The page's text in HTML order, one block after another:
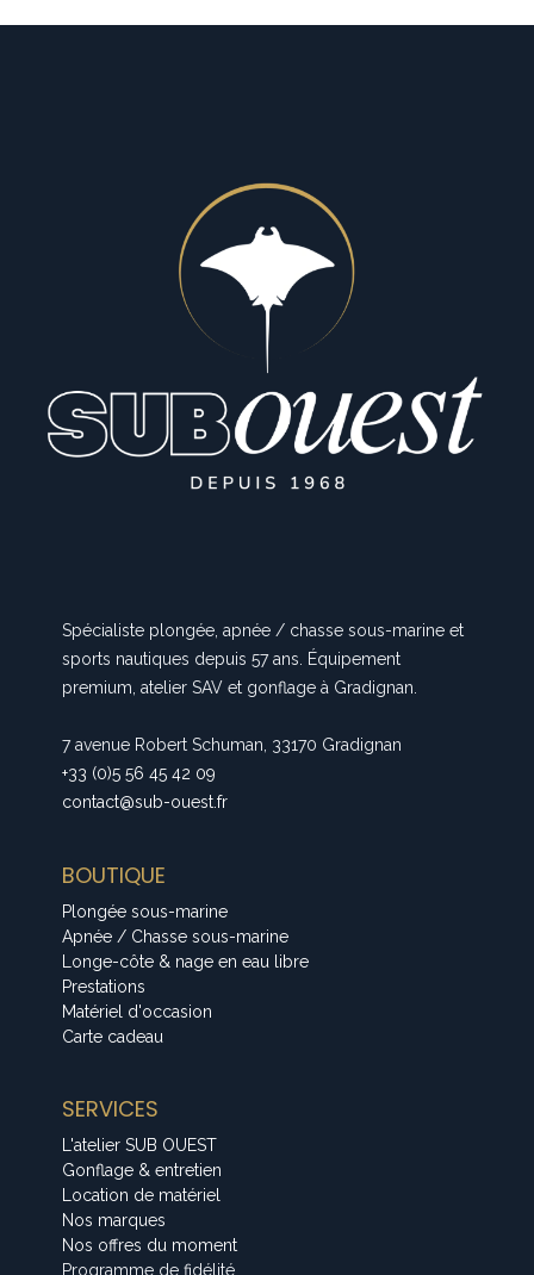
Spécialiste plongée, apnée / chasse sous-marine et
sports nautiques depuis 57 ans. Équipement
premium, atelier SAV et gonflage à Gradignan.
7 avenue Robert Schuman, 33170 Gradignan
+33 (0)5 56 45 42 09
contact@sub-ouest.fr
BOUTIQUE
Plongée sous-marine
Apnée / Chasse sous-marine
Longe-côte & nage en eau libre
Prestations
Matériel d'occasion
Carte cadeau
SERVICES
L'atelier SUB OUEST
Gonflage & entretien
Location de matériel
Nos marques
Nos offres du moment
Programme de fidélité